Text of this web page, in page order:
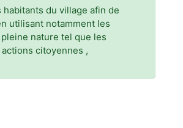
du village afin de
utilisant notamment les
nature tel que les
citoyennes ,